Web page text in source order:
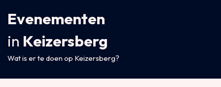
Evenementen
in Keizersberg
Wat is er te doen op Keizersberg?